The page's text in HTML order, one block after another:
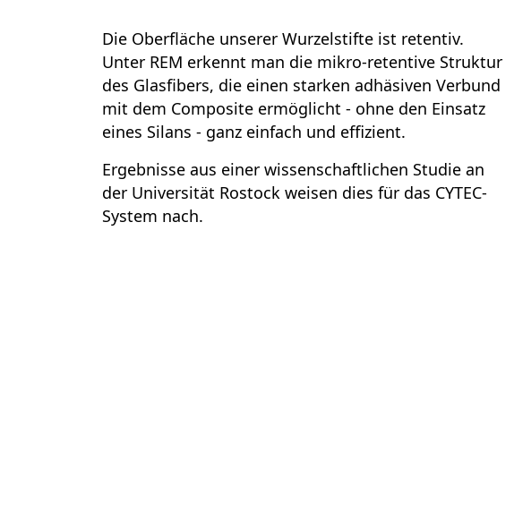
Die Oberfläche unserer Wurzelstifte ist retentiv.
Unter REM erkennt man die mikro-retentive Struktur
des Glasfibers, die einen starken adhäsiven Verbund
mit dem Composite ermöglicht - ohne den Einsatz
eines Silans - ganz einfach und effizient.
Ergebnisse aus einer wissenschaftlichen Studie an
der Universität Rostock weisen dies für das CYTEC-
System nach.